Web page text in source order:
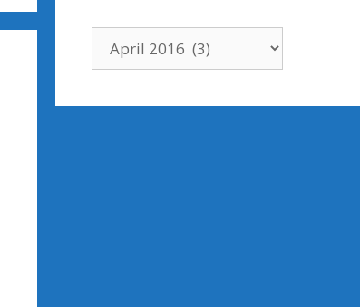
Beiträge: